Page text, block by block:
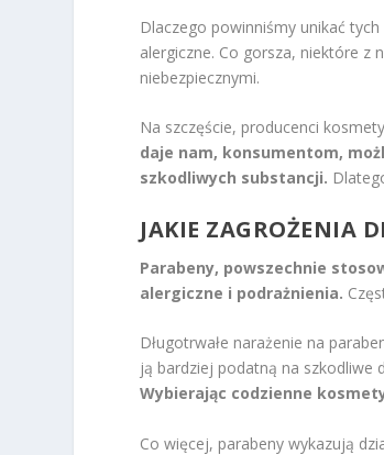
Dlaczego powinniśmy unikać
alergiczne. Co gorsza, niektóre z
niebezpiecznymi.
Na szczęście, producenci
daje nam, konsumentom,
szkodliwych substancji.
JAKIE ZAGROŻENIA
Parabeny, powszechnie
alergiczne i podrażnienia.
Długotrwałe narażenie na
ją bardziej podatną na szkodliwe
Wybierając codzienne
Co więcej, parabeny wykazują